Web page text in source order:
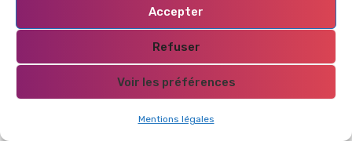
Accepter
Refuser
Voir les préférences
Mentions légales
Le grounding : comment la connexion